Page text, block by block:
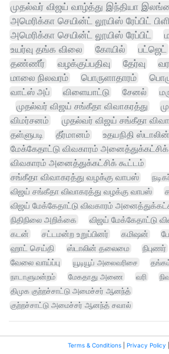
முதல்வர் விஜய் வாழ்த்து இந்தியா
அமெரிக்கா செயின்ட் லூயிஸ் ரேப்பிட்
அமெரிக்கா செயின்ட் லூயிஸ் ரேப்பிட்
உயர்வு தங்க விலை
கோயில் பட்ஜெட்
தண்ணீர் வழக்குப்பதிவு தேர்வு
மாலை நிலவரம்
பொருளாதாரம்
வாட்ஸ் அப்
விளையாட்டு சேனல்
முதல்வர் விஜய் சங்கீதா விவாகரத்து
விமர்சனம்
முதல்வர் விஜய் சங்கீதா
தள்ளுபடி
தீர்மானம்
உதயநிதி ஸ்டாலின்
மேக்கேதாட்டு விவகாரம்
விவகாரம் அனைத்துக்கட்சிக் கூட்டம்
சங்கீதா விவாகரத்து வழக்கு வாபஸ்
விஜய் சங்கீதா விவாகரத்து வழக்கு வாபஸ்
விஜய் மேக்கேதாட்டு விவகாரம்
நிதிநிலை அறிக்கை
விஜய் மேக்கேதாட்டு
கடன்
சட்டமன்ற உறுப்பினர் கமிஷன்
ஹாட் செய்தி
ஸ்டாலின் தலைமை நிபுணர்
வேலை வாய்ப்பு
யூடியூப் அலைவரிசை
நாடாளுமன்றம்
மேகதாது அணை வரி
திமுக குற்றச்சாட்டு அமைச்சர் ஆனந்த்
குற்றச்சாட்டு அமைச்சர் ஆனந்த் சவால்
Terms & Conditions| Privacy Policy